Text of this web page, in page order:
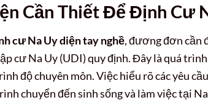
Cần Thiết Để Định Cư
cư Na Uy diện tay nghề, đương đơn cần
cư Na Uy (UDI) quy định. Đây là quá
độ chuyên môn. Việc hiểu rõ các yêu
chuyển đến sinh sống và làm việc tại